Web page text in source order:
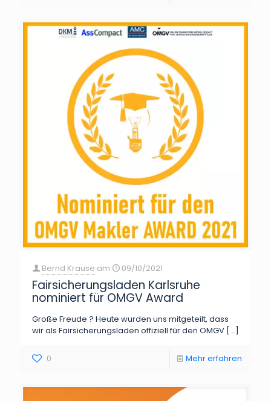
Bernd Krause am 09/10/2021
Fairsicherungsladen Karlsruhe
nominiert für OMGV Award
Große Freude ? Heute wurden uns mitgeteilt, dass
wir als Fairsicherungsladen offiziell für den OMGV […]
0 Mehr erfahren